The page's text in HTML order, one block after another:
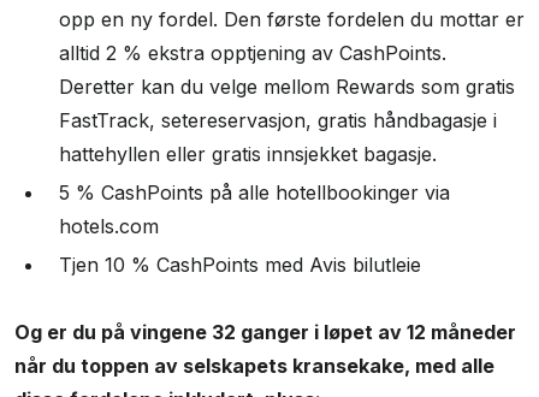
opp en ny fordel. Den første fordelen du mottar er
alltid 2 % ekstra opptjening av CashPoints.
Deretter kan du velge mellom Rewards som gratis
FastTrack, setereservasjon, gratis håndbagasje i
hattehyllen eller gratis innsjekket bagasje.
5 % CashPoints på alle hotellbookinger via
hotels.com
Tjen 10 % CashPoints med Avis bilutleie
Og er du på vingene 32 ganger i løpet av 12 måneder
når du toppen av selskapets kransekake, med alle